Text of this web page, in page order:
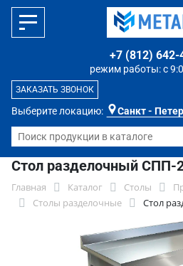
Выберите локацию: Санкт -
режим работы: с
+7 (812) 642-
ЗАКАЗАТЬ ЗВОНОК
Стол разделочный СПП-
Главная Каталог Столы
Столы разделочные
Стол